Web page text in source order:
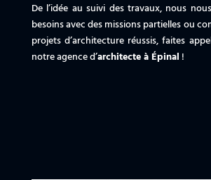
De l’idée au suivi des travaux, nous
besoins avec des missions partielles ou
projets d’architecture réussis, faites
notre agence d’architecte à Épinal !